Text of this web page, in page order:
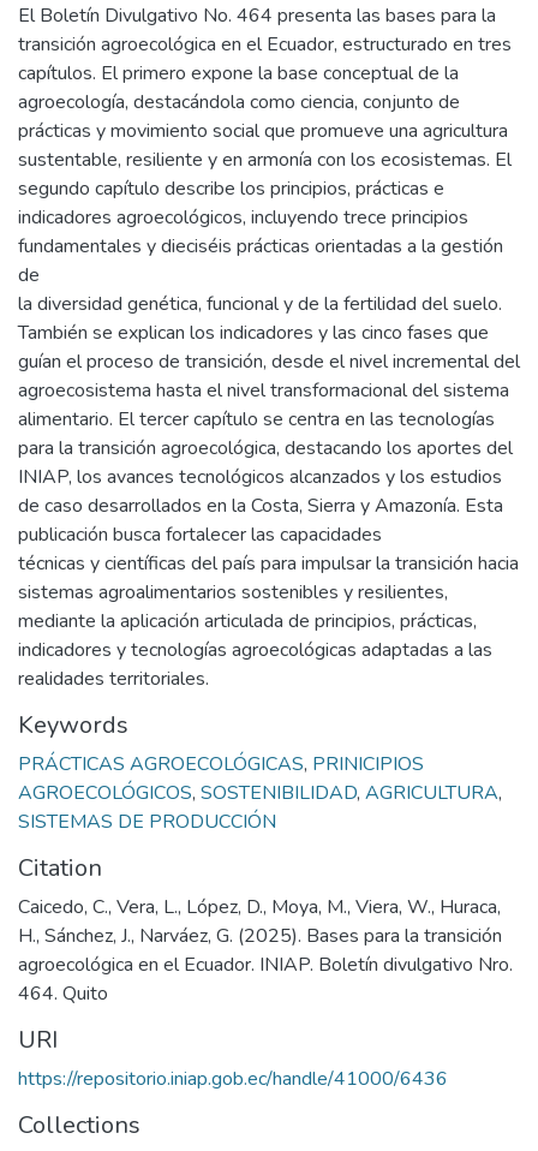
El Boletín Divulgativo No. 464 presenta las bases para la
transición agroecológica en el Ecuador, estructurado en tres
capítulos. El primero expone la base conceptual de la
agroecología, destacándola como ciencia, conjunto de
prácticas y movimiento social que promueve una agricultura
sustentable, resiliente y en armonía con los ecosistemas. El
segundo capítulo describe los principios, prácticas e
indicadores agroecológicos, incluyendo trece principios
fundamentales y dieciséis prácticas orientadas a la gestión
de
la diversidad genética, funcional y de la fertilidad del suelo.
También se explican los indicadores y las cinco fases que
guían el proceso de transición, desde el nivel incremental del
agroecosistema hasta el nivel transformacional del sistema
alimentario. El tercer capítulo se centra en las tecnologías
para la transición agroecológica, destacando los aportes del
INIAP, los avances tecnológicos alcanzados y los estudios
de caso desarrollados en la Costa, Sierra y Amazonía. Esta
publicación busca fortalecer las capacidades
técnicas y científicas del país para impulsar la transición hacia
sistemas agroalimentarios sostenibles y resilientes,
mediante la aplicación articulada de principios, prácticas,
indicadores y tecnologías agroecológicas adaptadas a las
realidades territoriales.
Keywords
PRÁCTICAS AGROECOLÓGICAS, PRINICIPIOS
AGROECOLÓGICOS, SOSTENIBILIDAD, AGRICULTURA,
SISTEMAS DE PRODUCCIÓN
Citation
Caicedo, C., Vera, L., López, D., Moya, M., Viera, W., Huraca,
H., Sánchez, J., Narváez, G. (2025). Bases para la transición
agroecológica en el Ecuador. INIAP. Boletín divulgativo Nro.
464. Quito
URI
https://repositorio.iniap.gob.ec/handle/41000/6436
Collections